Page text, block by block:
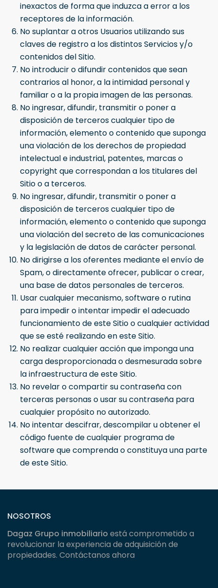
inexactos de forma que induzca a error a los
receptores de la información.
No suplantar a otros Usuarios utilizando sus
claves de registro a los distintos Servicios y/o
contenidos del Sitio.
No introducir o difundir contenidos que sean
contrarios al honor, a la intimidad personal y
familiar o a la propia imagen de las personas.
No ingresar, difundir, transmitir o poner a
disposición de terceros cualquier tipo de
información, elemento o contenido que suponga
una violación de los derechos de propiedad
intelectual e industrial, patentes, marcas o
copyright que correspondan a los titulares del
Sitio o a terceros.
No ingresar, difundir, transmitir o poner a
disposición de terceros cualquier tipo de
información, elemento o contenido que suponga
una violación del secreto de las comunicaciones
y la legislación de datos de carácter personal.
No dirigirse a los oferentes mediante el envío de
Spam, o directamente ofrecer, publicar o crear,
una base de datos personales de terceros.
Usar cualquier mecanismo, software o rutina
para impedir o intentar impedir el adecuado
funcionamiento de este Sitio o cualquier actividad
que se esté realizando en este Sitio.
No realizar cualquier acción que imponga una
carga desproporcionada o desmesurada sobre
la infraestructura de este Sitio.
No revelar o compartir su contraseña con
terceras personas o usar su contraseña para
cualquier propósito no autorizado.
No intentar descifrar, descompilar u obtener el
código fuente de cualquier programa de
software que comprenda o constituya una parte
de este Sitio.
NOSOTROS
Dagaz Grupo inmobiliario está comprometido a
revolucionar la experiencia de adquisición de
propiedades. Contáctanos ahora